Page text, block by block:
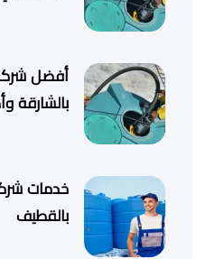
أفضل
بالشارقة
خدمات
بالقطيف